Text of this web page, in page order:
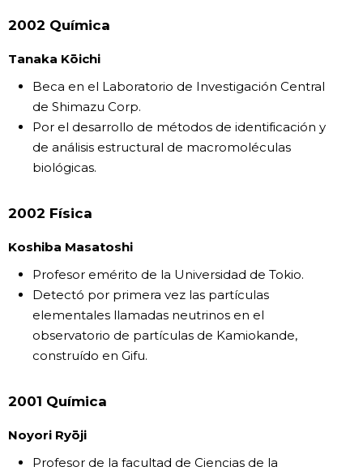
2002 Química
Tanaka Kōichi
Beca en el Laboratorio de Investigación Central
de Shimazu Corp.
Por el desarrollo de métodos de identificación y
de análisis estructural de macromoléculas
biológicas.
2002 Física
Koshiba Masatoshi
Profesor emérito de la Universidad de Tokio.
Detectó por primera vez las partículas
elementales llamadas neutrinos en el
observatorio de partículas de Kamiokande,
construído en Gifu.
2001 Química
Noyori Ryōji
Profesor de la facultad de Ciencias de la